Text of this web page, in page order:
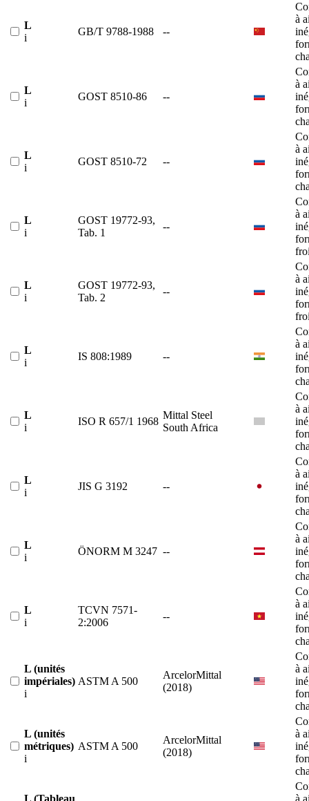
L
i
GB/T 9788-1988 --
à
L
i
GOST 8510-86 --
à
L
i
GOST 8510-72 --
à
L
i
GOST 19772-93,
Tab. 1
--
à
L
i
GOST 19772-93,
Tab. 2
--
à
L
i
IS 808:1989 --
à
L
i
ISO R 657/1 1968
Mittal Steel
South Africa
à
L
i
JIS G 3192 --
à
L
i
ÖNORM M 3247 --
à
L
i
TCVN 7571-
2:2006
--
à
L (unités
impériales)
i
ASTM A 500
ArcelorMittal
(2018)
à
L (unités
métriques)
i
ASTM A 500
ArcelorMittal
(2018)
à